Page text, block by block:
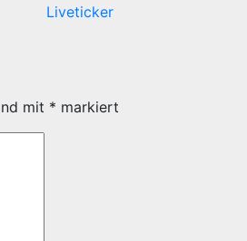
Liveticker
mit * markiert